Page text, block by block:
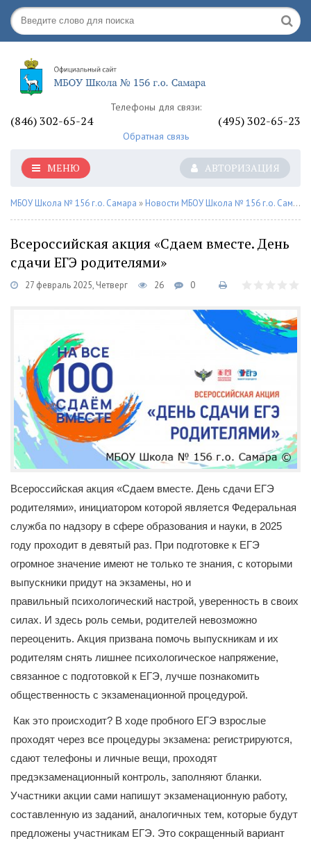
Телефоны для связи:
(846) 302-65-24 (495) 302-65-23
Обратная связь
АВТОРИЗАЦИЯ
МЕНЮ
МБОУ Школа № 156 г.о. Самара » Новости МБОУ Школа № 156 г.о. Самара
Всероссийская акция «Сдаем вместе. День
сдачи ЕГЭ родителями»
27 февраль 2025, Четверг 26 0
Всероссийская акция «Сдаем вместе. День сдачи ЕГЭ
родителями», инициатором которой является Федеральная
служба по надзору в сфере образования и науки, в 2025
году проходит в девятый раз. При подготовке к ЕГЭ
огромное значение имеют не только те знания, с которыми
выпускники придут на экзамены, но и
правильный психологический настрой, уверенность в своих
силах. И здесь роль семьи, родителей невозможно
переоценить. Акция призвана помочь выпускникам и их
родителям снять лишнее психологическое напряжение,
связанное с подготовкой к ЕГЭ, лучше познакомить
общественность с экзаменационной процедурой.
Как это происходит? В ходе пробного ЕГЭ взрослые
проходят через все процедуры экзамена: регистрируются,
сдают телефоны и личные вещи, проходят
предэкзаменационный контроль, заполняют бланки.
Участники акции сами напишут экзаменационную работу,
составленную из заданий, аналогичных тем, которые будут
предложены участникам ЕГЭ. Это сокращенный вариант